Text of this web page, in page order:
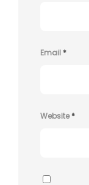
Email*
Website*